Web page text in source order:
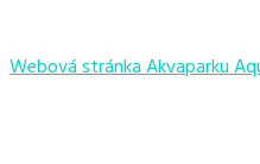
Webová stránka Akvaparku